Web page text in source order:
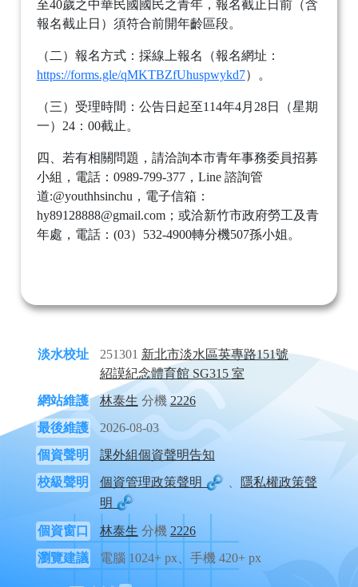
至40歲之中華民國國民之青年，報名截止日前（含
報名截止日）須符合前開年齡區段。
（二）報名方式：採線上報名（報名網址：
https://forms.gle/qMKTBZfUhuspwykd7）。
（三）受理時間：公告日起至114年4月28日（星期
一）24：00截止。
四、若有相關問題，請洽詢本市青年事務委員招募
小組，電話：0989-799-377，Line 諮詢管
道:@youthhsinchu，電子信箱：
hy89128888@gmail.com；或洽新竹市政府勞工及青
年處，電話：(03）532-4900轉分機507孫小姐。
淡水校址 251301 新北市淡水區英專路151號
紹謨紀念體育館 SG315 室
網站維護
林泰生 分機 2226
最後維護
2026-08-03
個資聲明
課外組個資聲明告知
校級聲明
個資管理政策聲明 、
隱私權政策聲
明
個資窗口 林泰生 分機 2226
瀏覽建議
電腦 1024+ px、手機 420+ px